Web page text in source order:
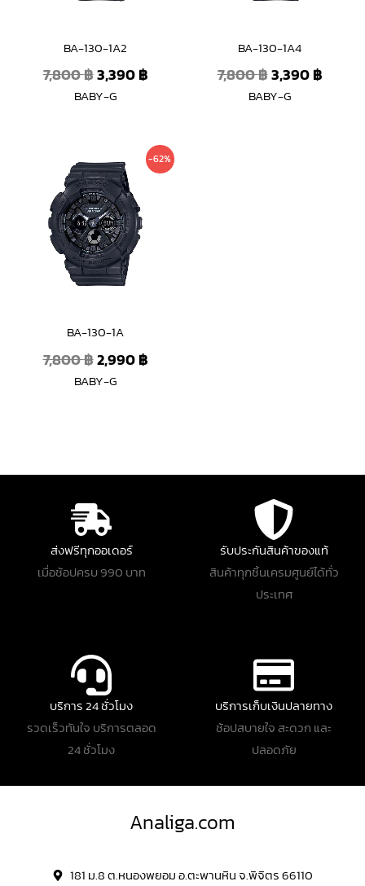
BA-130-1A2
7,800฿3,390฿
BABY-G
BA-130-1A4
7,800฿3,390฿
BABY-G
-62%
BA-130-1A
7,800฿
Original
price
was:
7,800 ฿.
2,990฿
Current
price
BABY-G
ส่งฟรีทุกออเดอร์
เมื่อช้อปครบ 990 บาท
รับประกันสินค้าของแท้
สินค้าทุกชิ้นเครมศูนย์ได้ทั่ว
ประเทศ
บริการ 24 ชั่วโมง
รวดเร็วทันใจ บริการตลอด
24 ชั่วโมง
บริการเก็บเงินปลายทาง
ช้อปสบายใจ สะดวก และ
ปลอดภัย
Analiga.com
181 ม.8 ต.หนองพยอม อ.ตะพานหิน จ.พิจิตร 66110